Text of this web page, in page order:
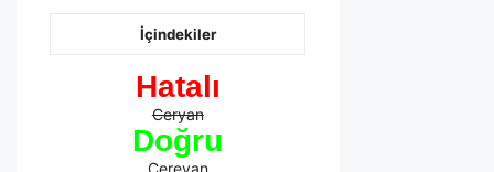
İçindekiler
Hatalı
Ceryan
Doğru
Cereyan